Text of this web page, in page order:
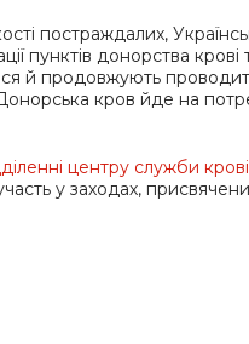
постраждалих,
пунктів донорства крові
й продовжують
Донорська кров йде на
центру служби крові
у заходах,